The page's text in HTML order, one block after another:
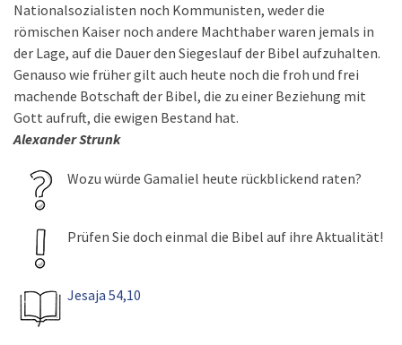
Nationalsozialisten noch Kommunisten, weder die
römischen Kaiser noch andere Machthaber waren jemals in
der Lage, auf die Dauer den Siegeslauf der Bibel aufzuhalten.
Genauso wie früher gilt auch heute noch die froh und frei
machende Botschaft der Bibel, die zu einer Beziehung mit
Gott aufruft, die ewigen Bestand hat.
Alexander Strunk
Wozu würde Gamaliel heute rückblickend raten?
Prüfen Sie doch einmal die Bibel auf ihre Aktualität!
Jesaja 54,10